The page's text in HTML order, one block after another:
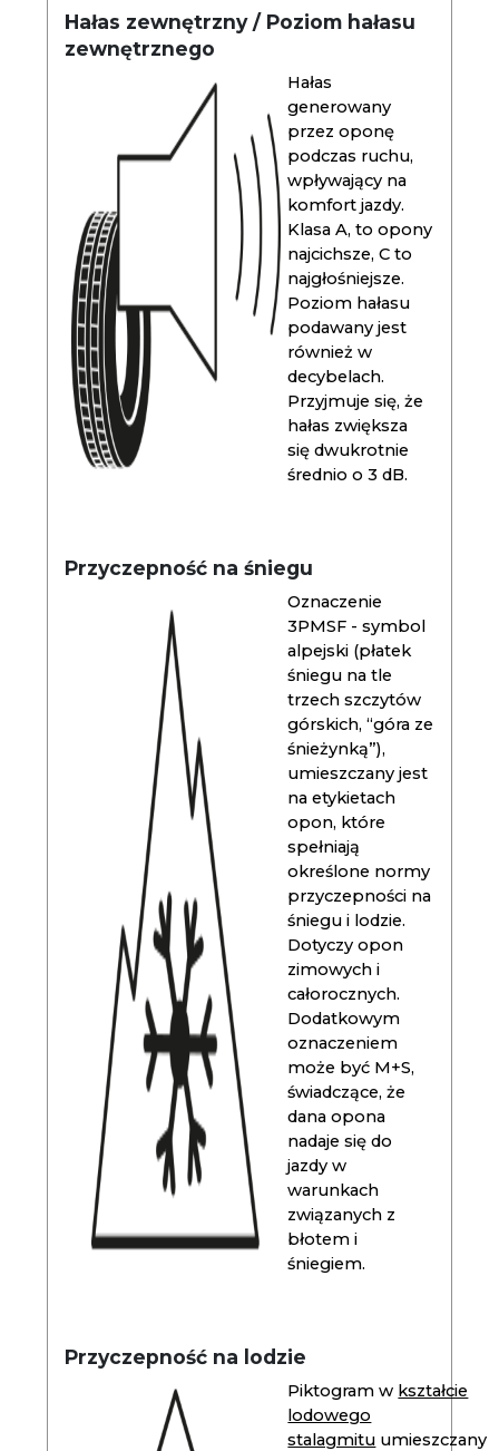
Hałas zewnętrzny / Poziom hałasu
zewnętrznego
Hałas
generowany
przez oponę
podczas ruchu,
wpływający na
komfort jazdy.
Klasa A, to opony
najcichsze, C to
najgłośniejsze.
Poziom hałasu
podawany jest
również w
decybelach.
Przyjmuje się, że
hałas zwiększa
się dwukrotnie
średnio o 3 dB.
Przyczepność na śniegu
Oznaczenie
3PMSF - symbol
alpejski (płatek
śniegu na tle
trzech szczytów
górskich, “góra ze
śnieżynką”),
umieszczany jest
na etykietach
opon, które
spełniają
określone normy
przyczepności na
śniegu i lodzie.
Dotyczy opon
zimowych i
całorocznych.
Dodatkowym
oznaczeniem
może być M+S,
świadczące, że
dana opona
nadaje się do
jazdy w
warunkach
związanych z
błotem i
śniegiem.
Przyczepność na lodzie
Piktogram w kształcie
lodowego
stalagmitu umieszczany